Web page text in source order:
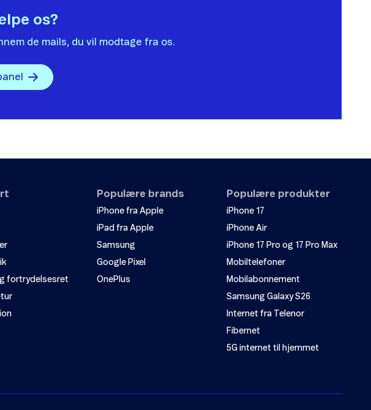
os?
de mails, du vil modtage fra os.
fortrydelsesret
Populære brands
iPhone fra Apple
iPad fra Apple
Samsung
Google Pixel
OnePlus
Populære produkter
iPhone 17
iPhone Air
iPhone 17 Pro og 17 Pro Max
Mobiltelefoner
Mobilabonnement
Samsung Galaxy S26
Internet fra Telenor
Fibernet
5G internet til hjemmet